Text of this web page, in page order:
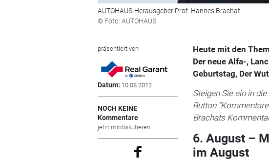
AUTOHAUS-Herausgeber Prof. Hannes Brachat
© Foto: AUTOHAUS
präsentiert von
Datum: 10.08.2012
NOCH KEINE
Kommentare
jetzt mitdiskutieren
Heute mit den
Der neue Alfa-,
Geburtstag, Der
Steigen Sie ein in
Button
Brachats
6. August –
im August